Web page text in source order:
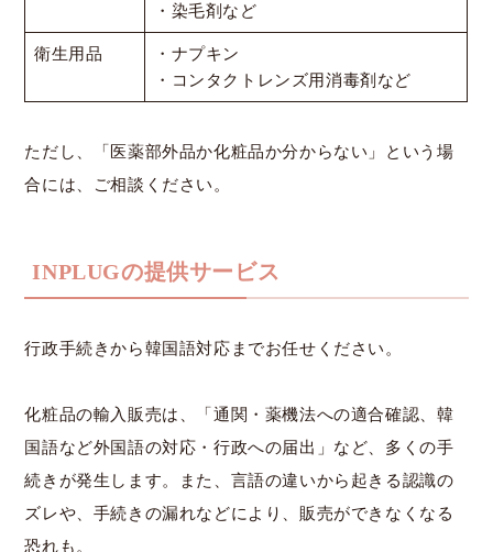
・染毛剤など
衛生用品
・ナプキン
・コンタクトレンズ用消毒剤など
ただし、「医薬部外品か化粧品か分からない」という場
合には、ご相談ください。
INPLUGの提供サービス
行政手続きから韓国語対応までお任せください。
化粧品の輸入販売は、「通関・薬機法への適合確認、韓
国語など外国語の対応・行政への届出」など、多くの手
続きが発生します。また、言語の違いから起きる認識の
ズレや、手続きの漏れなどにより、販売ができなくなる
恐れも。